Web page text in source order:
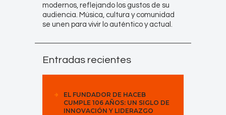
modernos, reflejando los gustos de su
audiencia. Música, cultura y comunidad
se unen para vivir lo auténtico y actual.
Entradas recientes
EL FUNDADOR DE HACEB
CUMPLE 106 AÑOS: UN SIGLO DE
INNOVACIÓN Y LIDERAZGO